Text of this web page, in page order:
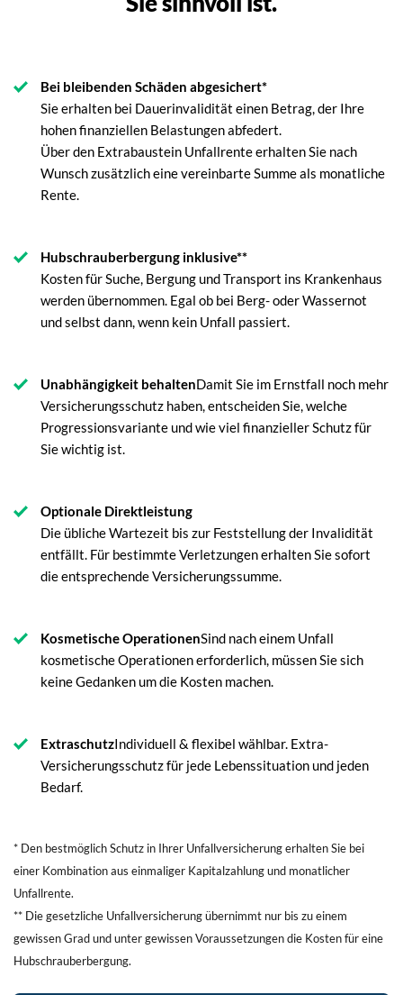
Bei bleibenden Schäden abgesichert*
Sie erhalten bei Dauerinvalidität einen Betrag, der Ihre
hohen finanziellen Belastungen abfedert.
Über den Extrabaustein Unfallrente erhalten Sie nach
Wunsch zusätzlich eine vereinbarte Summe als monatliche
Rente.
Hubschrauberbergung inklusive**
Kosten für Suche, Bergung und Transport ins Krankenhaus
werden übernommen. Egal ob bei Berg- oder Wassernot
und selbst dann, wenn kein Unfall passiert.
Unabhängigkeit behaltenDamit Sie im Ernstfall noch mehr
Versicherungsschutz haben, entscheiden Sie, welche
Progressionsvariante und wie viel finanzieller Schutz für
Sie wichtig ist.
Optionale Direktleistung
Die übliche Wartezeit bis zur Feststellung der Invalidität
entfällt. Für bestimmte Verletzungen erhalten Sie sofort
die entsprechende Versicherungssumme.
Kosmetische OperationenSind nach einem Unfall
kosmetische Operationen erforderlich, müssen Sie sich
keine Gedanken um die Kosten machen.
ExtraschutzIndividuell & flexibel wählbar. Extra-
Versicherungsschutz für jede Lebenssituation und jeden
Bedarf.
* Den bestmöglich Schutz in Ihrer Unfallversicherung erhalten Sie bei
einer Kombination aus einmaliger Kapitalzahlung und monatlicher
Unfallrente.
** Die gesetzliche Unfallversicherung übernimmt nur bis zu einem
gewissen Grad und unter gewissen Voraussetzungen die Kosten für eine
Hubschrauberbergung.